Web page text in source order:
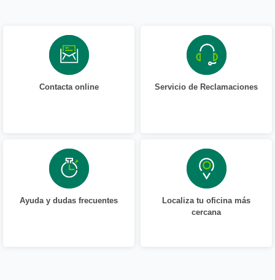
Contacta online Servicio de Reclamaciones
Ayuda y dudas frecuentes
Localiza tu oficina más
cercana